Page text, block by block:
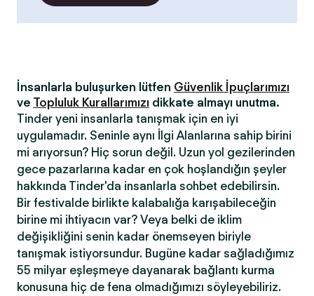
İnsanlarla buluşurken lütfen Güvenlik İpuçlarımızı
ve Topluluk Kurallarımızı dikkate almayı unutma.
Tinder yeni insanlarla tanışmak için en iyi
uygulamadır. Seninle aynı İlgi Alanlarına sahip birini
mi arıyorsun? Hiç sorun değil. Uzun yol gezilerinden
gece pazarlarına kadar en çok hoşlandığın şeyler
hakkında Tinder'da insanlarla sohbet edebilirsin.
Bir festivalde birlikte kalabalığa karışabileceğin
birine mi ihtiyacın var? Veya belki de iklim
değişikliğini senin kadar önemseyen biriyle
tanışmak istiyorsundur. Bugüne kadar sağladığımız
55 milyar eşleşmeye dayanarak bağlantı kurma
konusuna hiç de fena olmadığımızı söyleyebiliriz.